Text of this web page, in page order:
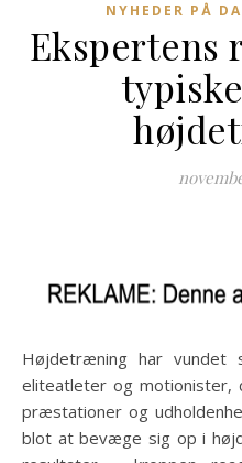
NYHEDER PÅ
Ekspertens
Højdetræning har vundet stor popularitet blandt både
eliteatleter og motionister,
præstationer og
blot at bevæge sig op i